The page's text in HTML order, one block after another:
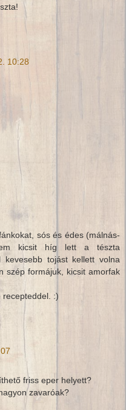
10:28
sós és édes (málnás-
kicsit híg lett a tészta
kevesebb tojást kellett volna
szép formájuk, kicsit amorfak
recepteddel. :)
friss eper helyett?
zavaróak?